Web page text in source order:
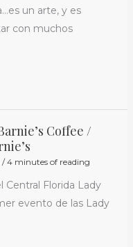
un arte, y es
con muchos
Coffee /
/4 minutes of reading
Central Florida Lady
evento de las Lady